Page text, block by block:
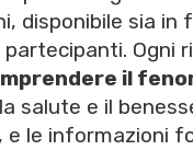
disponibile sia
Ogni
il
salute e il
e le informazioni